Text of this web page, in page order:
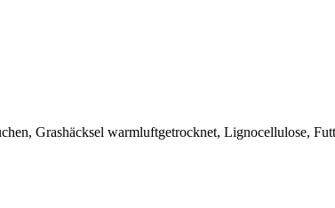
Grashäcksel warmluftgetrocknet, Lignocellulose,